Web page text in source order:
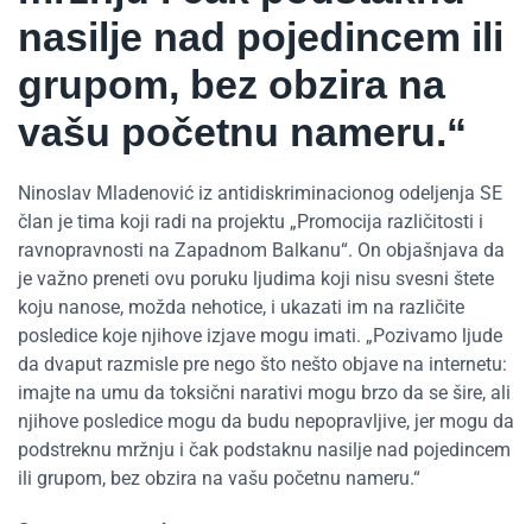
nasilje nad pojedincem ili
grupom, bez obzira na
vašu početnu nameru.“
Ninoslav Mladenović iz antidiskriminacionog odeljenja SE
član je tima koji radi na projektu „Promocija različitosti i
ravnopravnosti na Zapadnom Balkanu“. On objašnjava da
je važno preneti ovu poruku ljudima koji nisu svesni štete
koju nanose, možda nehotice, i ukazati im na različite
posledice koje njihove izjave mogu imati. „Pozivamo ljude
da dvaput razmisle pre nego što nešto objave na internetu:
imajte na umu da toksični narativi mogu brzo da se šire, ali
njihove posledice mogu da budu nepopravljive, jer mogu da
podstreknu mržnju i čak podstaknu nasilje nad pojedincem
ili grupom, bez obzira na vašu početnu nameru.“